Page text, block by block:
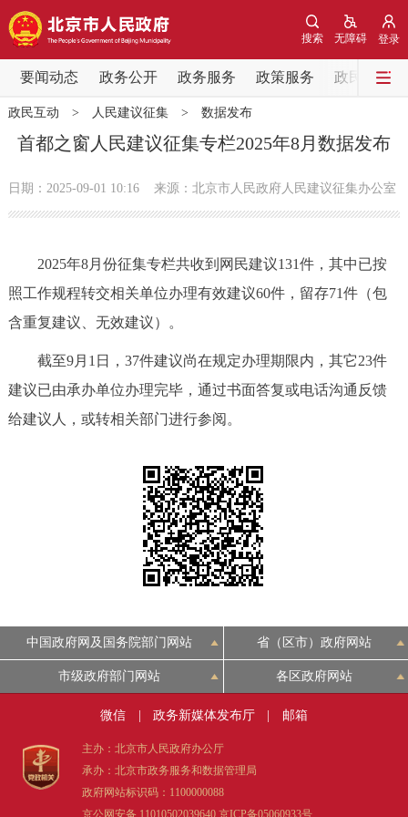
登录
无障碍
搜索
要闻动态 政务公开 政务服务 政策服务 政民互动
要闻动态
党中央精神 国务院信息
政务公开
市领导
决策公开 专题公开
法人服务
利企服务
中介服务 阳光政务
政民互动
12345网上接诉即办 我要咨询
参与调查 在线访谈
政民互动 > 人民建议征集> 数据发布
首都之窗人民建议征集专栏2025年8月数据发布
日期：2025-09-01 10:16 来源：北京市人民政府人民建议征集办公室
2025年8月份征集专栏共收到网民建议131件，其中已按
照工作规程转交相关单位办理有效建议60件，留存71件（包
含重复建议、无效建议）。
截至9月1日，37件建议尚在规定办理期限内，其它23件
建议已由承办单位办理完毕，通过书面答复或电话沟通反馈
给建议人，或转相关部门进行参阅。
中国政府网及国务院部门网站 省（区市）政府网站
市级政府部门网站 各区政府网站
微信 政务新媒体发布厅 邮箱
主办：北京市人民政府办公厅
承办：北京市政务服务和数据管理局
政府网站标识码：1100000088
京公网安备 11010502039640 京ICP备05060933号